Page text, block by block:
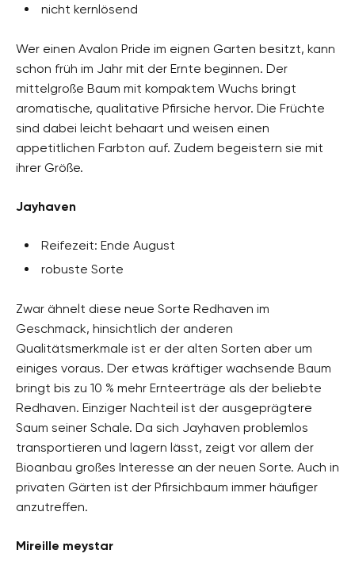
nicht kernlösend
Wer einen Avalon Pride im eignen Garten besitzt, kann
schon früh im Jahr mit der Ernte beginnen. Der
mittelgroße Baum mit kompaktem Wuchs bringt
aromatische, qualitative Pfirsiche hervor. Die Früchte
sind dabei leicht behaart und weisen einen
appetitlichen Farbton auf. Zudem begeistern sie mit
ihrer Größe.
Jayhaven
Reifezeit: Ende August
robuste Sorte
Zwar ähnelt diese neue Sorte Redhaven im
Geschmack, hinsichtlich der anderen
Qualitätsmerkmale ist er der alten Sorten aber um
einiges voraus. Der etwas kräftiger wachsende Baum
bringt bis zu 10 % mehr Ernteerträge als der beliebte
Redhaven. Einziger Nachteil ist der ausgeprägtere
Saum seiner Schale. Da sich Jayhaven problemlos
transportieren und lagern lässt, zeigt vor allem der
Bioanbau großes Interesse an der neuen Sorte. Auch in
privaten Gärten ist der Pfirsichbaum immer häufiger
anzutreffen.
Mireille meystar